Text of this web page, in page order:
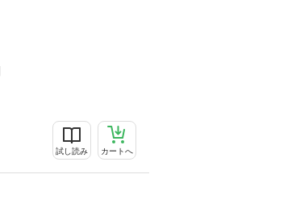
試し読み カートへ